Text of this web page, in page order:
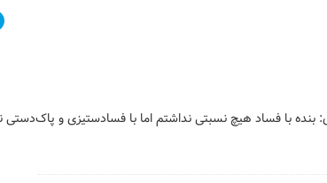
بنده با فساد هیچ نسبتی نداشتم اما با فسادستیزی و پاک‌دستی